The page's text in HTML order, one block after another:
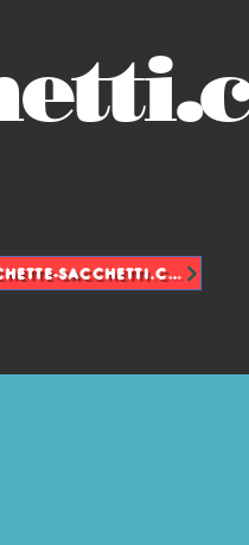
INFO@VASCHETTE-SACCHETTI.COM